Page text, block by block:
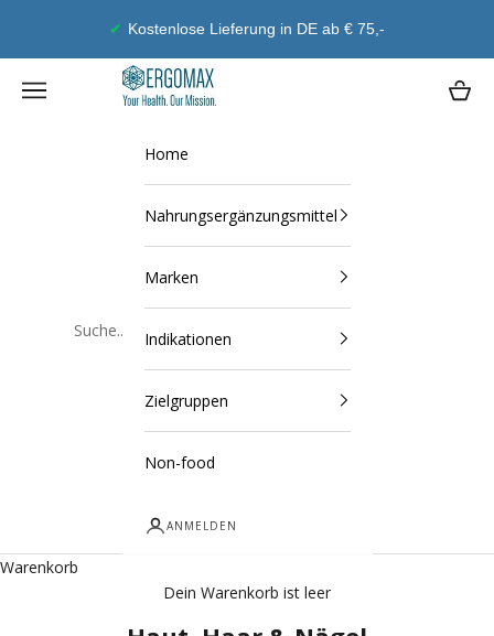
Geld-Zurück-Garantie
Ergomax
Navigationsmenü öffnen
Home
Nahrungsergänzungsmittel
Marken
Indikationen
Zielgruppen
Non-food
ANMELDEN
Warenkorb
Dein Warenkorb ist leer